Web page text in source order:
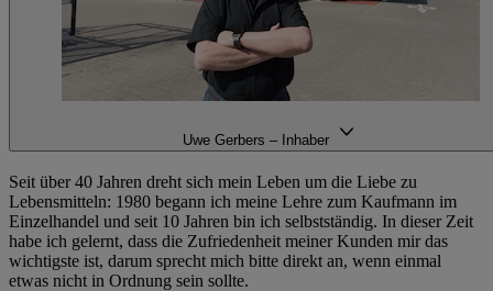
Uwe Gerbers – Inhaber
Seit über 40 Jahren dreht sich mein Leben um die Liebe zu
Lebensmitteln: 1980 begann ich meine Lehre zum Kaufmann im
Einzelhandel und seit 10 Jahren bin ich selbstständig. In dieser Zeit
habe ich gelernt, dass die Zufriedenheit meiner Kunden mir das
wichtigste ist, darum sprecht mich bitte direkt an, wenn einmal
etwas nicht in Ordnung sein sollte.